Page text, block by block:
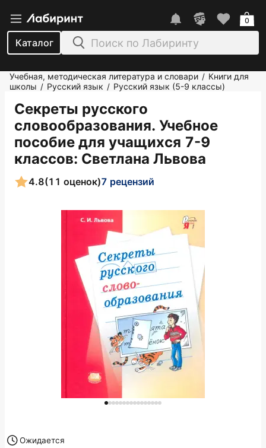
Каталог
0
Учебная, методическая литература и словари / Книги для
школы / Русский язык / Русский язык (5-9 классы)
Секреты русского
словообразования. Учебное
пособие для учащихся 7-9
классов: Светлана Львова
4.8(11 оценок)7 рецензий
Ожидается